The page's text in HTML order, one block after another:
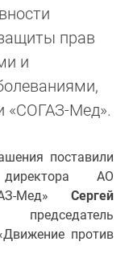
прав
и
«СОГАЗ-Мед».
поставили
директора АО
Мед» Сергей
против